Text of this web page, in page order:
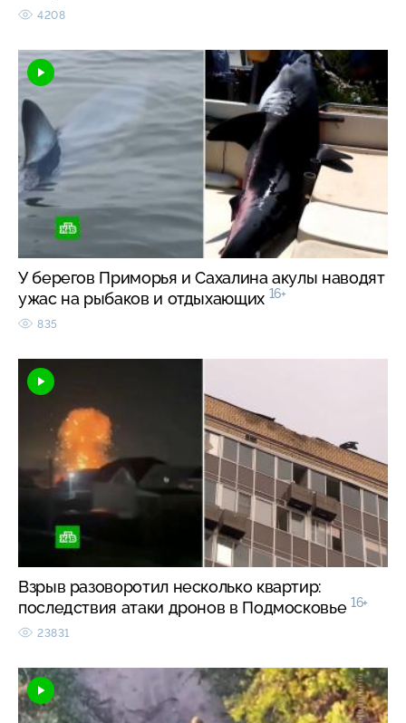
4208
У берегов Приморья и Сахалина акулы наводят
ужас на рыбаков и отдыхающих 16+
835
Взрыв разоворотил несколько квартир:
последствия атаки дронов в Подмосковье 16+
23831